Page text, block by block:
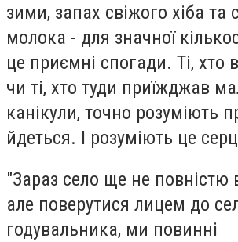
зими, запах свіжого хіба та
молока - для значної
це приємні спогади. Ті, хто
чи ті, хто туди приїжджав
канікули, точно розуміють
йдеться. І розуміють це
"Зараз село ще не повністю
але поверутися лицем до
годувальника, ми повинні